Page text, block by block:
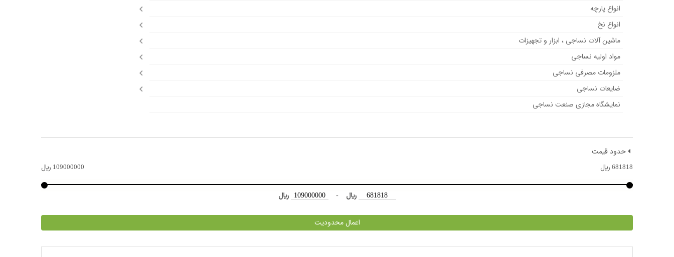
انواع پارچه
انواع نخ
ماشین آلات نساجی ، ابزار و تجهیزات
مواد اولیه نساجی
ملزومات مصرفی نساجی
ضایعات نساجی
نمایشگاه مجازی صنعت نساجی
حدود قیمت
681818 ﷼ 109000000 ﷼
﷼ - ﷼
اعمال محدودیت